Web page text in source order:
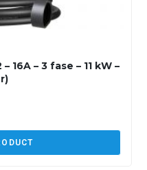
16A – 3 fase – 11 kW –